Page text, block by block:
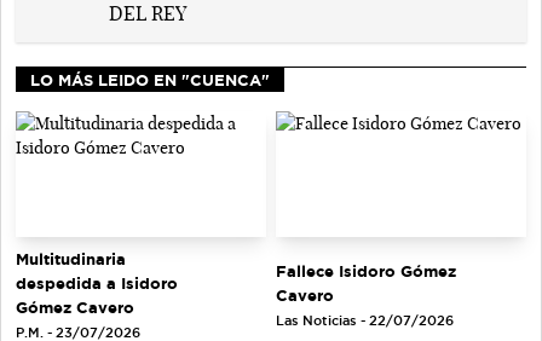
LO MÁS LEIDO EN "CUENCA"
Multitudinaria
despedida a Isidoro
Gómez Cavero
P.M. - 23/07/2026
Fallece Isidoro Gómez
Cavero
Las Noticias - 22/07/2026